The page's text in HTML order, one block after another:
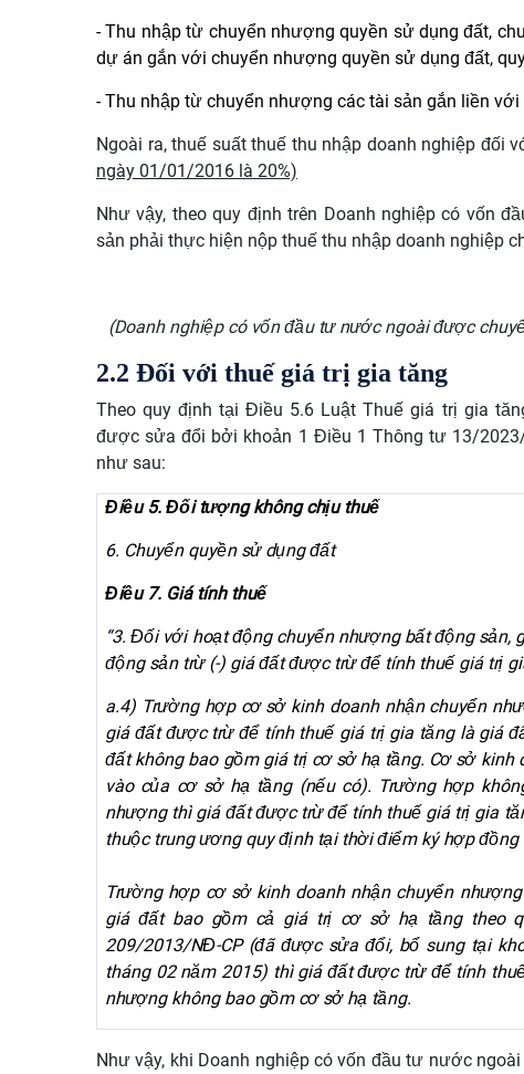
- Thu nhập từ chuyển nhượng quyền sử dụng đất,
dự án gắn với chuyển nhượng quyền sử dụng đất,
- Thu nhập từ chuyển nhượng các tài sản gắn liền với
Ngoài ra, thuế suất thuế thu nhập doanh nghiệp đối
ngày 01/01/2016 là 20%)
Như vậy, theo quy định trên Doanh nghiệp có vốn
sản phải thực hiện nộp thuế thu nhập doanh nghiệp
(Doanh nghiệp có vốn đầu tư nước ngoài được
2.2 Đối với thuế giá trị gia tăng
Theo quy định tại Điều 5.6 Luật Thuế giá trị gia
được sửa đổi bởi khoản 1 Điều 1 Thông tư 13/
như sau:
Điều 5. Đối tượng không chịu thuế
6. Chuyển quyền sử dụng đất
Điều 7. Giá tính thuế
“3. Đối với hoạt động chuyển nhượng bất động
động sản trừ (-) giá đất được trừ để tính thuế giá trị
a.4) Trường hợp cơ sở kinh doanh nhận chuyển
giá đất được trừ để tính thuế giá trị gia tăng là giá
đất không bao gồm giá trị cơ sở hạ tầng. Cơ sở
vào của cơ sở hạ tầng (nếu có). Trường hợp
nhượng thì giá đất được trừ để tính thuế giá trị gia
thuộc trung ương quy định tại thời điểm ký hợp
Trường hợp cơ sở kinh doanh nhận chuyển
giá đất bao gồm cả giá trị cơ sở hạ tầng theo
209/2013/NĐ-CP (đã được sửa đổi, bổ sung tại
tháng 02 năm 2015) thì giá đất được trừ để tính
nhượng không bao gồm cơ sở hạ tầng.
Như vậy, khi Doanh nghiệp có vốn đầu tư nước